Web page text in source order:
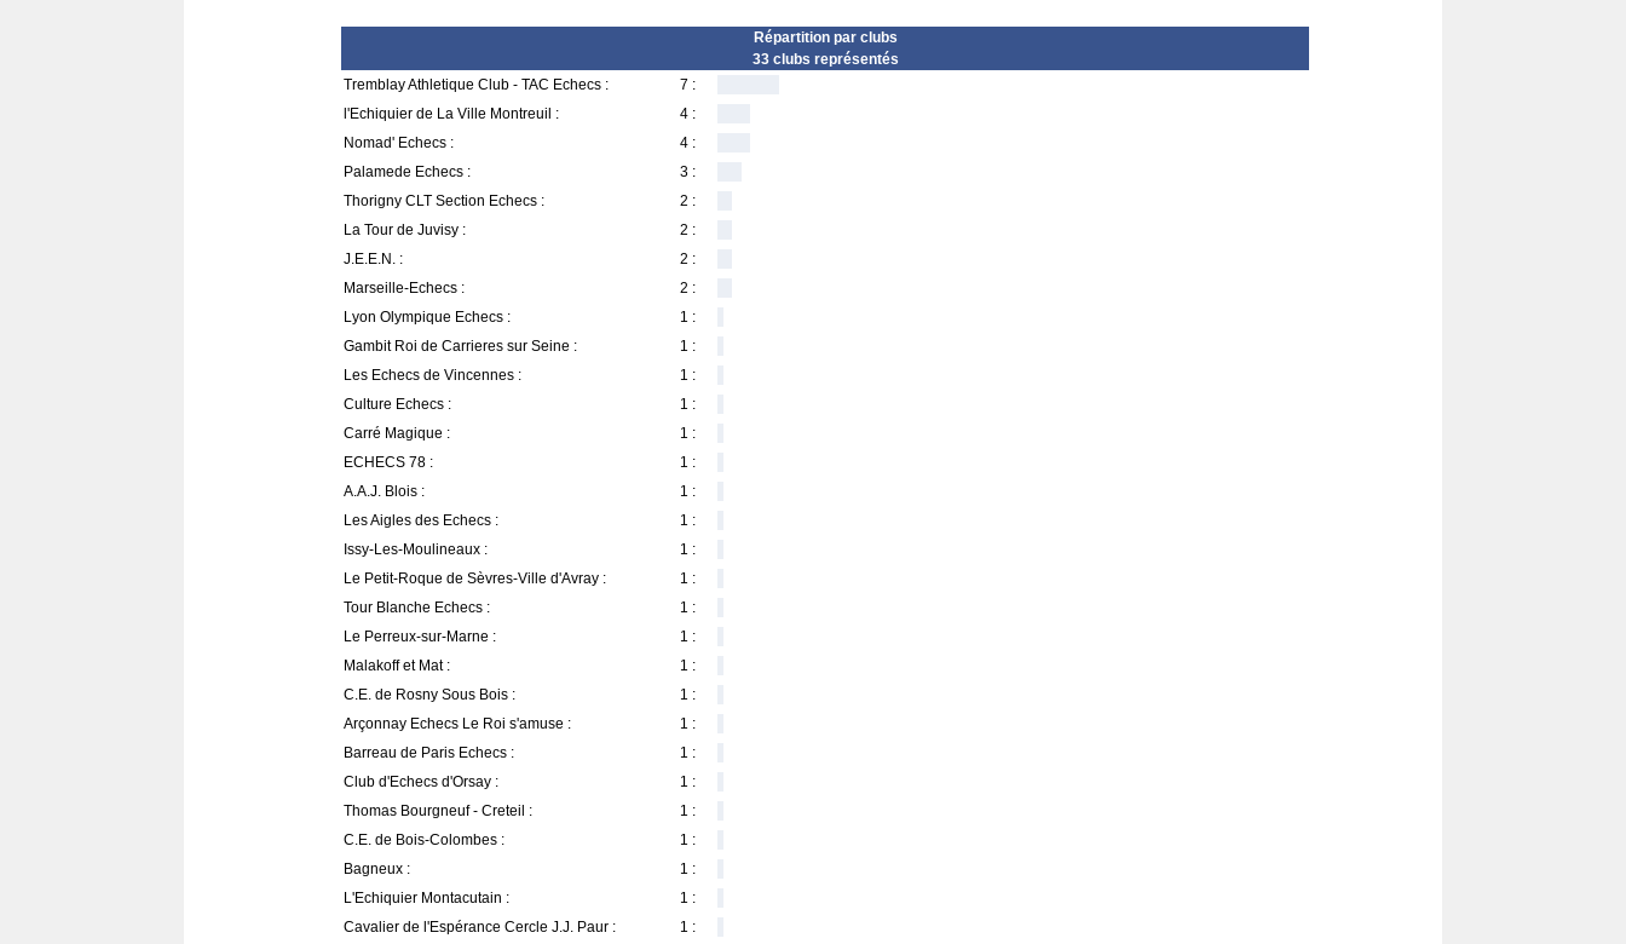
Répartition par clubs
33 clubs représentés
Tremblay Athletique Club - TAC Echecs :
7 :
l'Echiquier de La Ville Montreuil :
4 :
Nomad' Echecs :
4 :
Palamede Echecs :
3 :
Thorigny CLT Section Echecs :
2 :
La Tour de Juvisy :
2 :
J.E.E.N. :
2 :
Marseille-Echecs :
2 :
Lyon Olympique Echecs :
1 :
Gambit Roi de Carrieres sur Seine :
1 :
Les Echecs de Vincennes :
1 :
Culture Echecs :
1 :
Carré Magique :
1 :
ECHECS 78 :
1 :
A.A.J. Blois :
1 :
Les Aigles des Echecs :
1 :
Issy-Les-Moulineaux :
1 :
Le Petit-Roque de Sèvres-Ville d'Avray :
1 :
Tour Blanche Echecs :
1 :
Le Perreux-sur-Marne :
1 :
Malakoff et Mat :
1 :
C.E. de Rosny Sous Bois :
1 :
Arçonnay Echecs Le Roi s'amuse :
1 :
Barreau de Paris Echecs :
1 :
Club d'Echecs d'Orsay :
1 :
Thomas Bourgneuf - Creteil :
1 :
C.E. de Bois-Colombes :
1 :
Bagneux :
1 :
L'Echiquier Montacutain :
1 :
Cavalier de l'Espérance Cercle J.J. Paur :
1 :